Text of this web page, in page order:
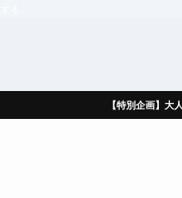
【特別企画】